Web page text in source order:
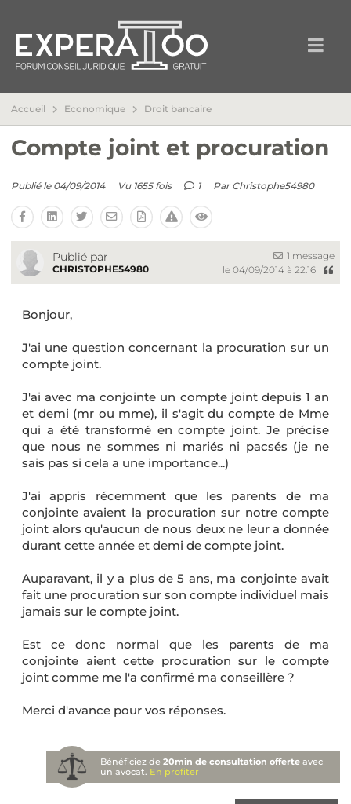
Accueil Economique Droit bancaire
Compte joint et procuration
Publié le 04/09/2014 Vu 1655 fois 1 Par Christophe54980
Publié par
CHRISTOPHE54980
1 message
le 04/09/2014 à 22:16
Bonjour,
J'ai une question concernant la procuration sur un
compte joint.
J'ai avec ma conjointe un compte joint depuis 1 an
et demi (mr ou mme), il s'agit du compte de Mme
qui a été transformé en compte joint. Je précise
que nous ne sommes ni mariés ni pacsés (je ne
sais pas si cela a une importance...)
J'ai appris récemment que les parents de ma
conjointe avaient la procuration sur notre compte
joint alors qu'aucun de nous deux ne leur a donnée
durant cette année et demi de compte joint.
Auparavant, il y a plus de 5 ans, ma conjointe avait
fait une procuration sur son compte individuel mais
jamais sur le compte joint.
Est ce donc normal que les parents de ma
conjointe aient cette procuration sur le compte
joint comme me l'a confirmé ma conseillère ?
Merci d'avance pour vos réponses.
Bénéficiez de20min de consultation offerte avec
un avocat. En profiter